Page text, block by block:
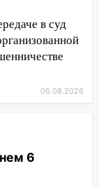
в
в суд
06.08.2026
6